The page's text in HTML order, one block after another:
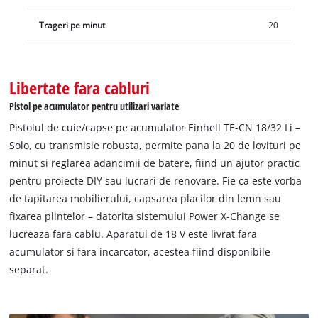
Trageri pe minut 20
Libertate fara cabluri
Pistol pe acumulator pentru utilizari variate
Pistolul de cuie/capse pe acumulator Einhell TE-CN 18/32 Li –
Solo, cu transmisie robusta, permite pana la 20 de lovituri pe
minut si reglarea adancimii de batere, fiind un ajutor practic
pentru proiecte DIY sau lucrari de renovare. Fie ca este vorba
de tapitarea mobilierului, capsarea placilor din lemn sau
fixarea plintelor – datorita sistemului Power X-Change se
lucreaza fara cablu. Aparatul de 18 V este livrat fara
acumulator si fara incarcator, acestea fiind disponibile
separat.